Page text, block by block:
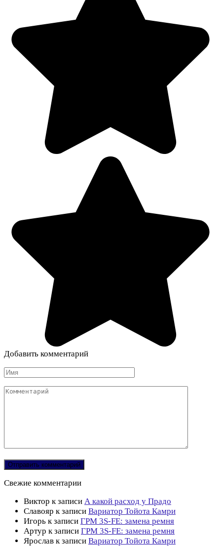
Добавить комментарий
Имя
Комментарий
Свежие комментарии
Виктор к записи А какой расход у Прадо
Славояр к записи Вариатор Тойота Камри
Игорь к записи ГРМ 3S-FE: замена ремня
Артур к записи ГРМ 3S-FE: замена ремня
Ярослав к записи Вариатор Тойота Камри